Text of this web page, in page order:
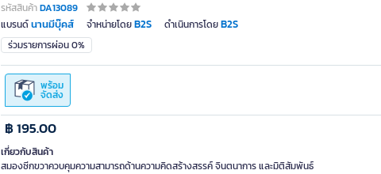
รหัสสินค้าDA13089
แบรนด์นานมีบุ๊คส์ จำหน่ายโดยB2S ดำเนินการโดยB2S
ร่วมรายการผ่อน 0%
พร้อม
จัดส่ง
฿ 195.00
เกี่ยวกับสินค้า
สมองซีกขวาควบคุมความสามารถด้านความคิดสร้างสรรค์ จินตนาการ และมิติสัมพันธ์